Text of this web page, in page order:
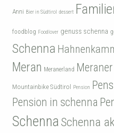
Anni Bier in Südtirol dessert
foodblog Foodlover genuss schenna
Schenna
Meran Meranerland
Mountainbike Südtirol Pension
Pension in schenna
SchennaSchenna